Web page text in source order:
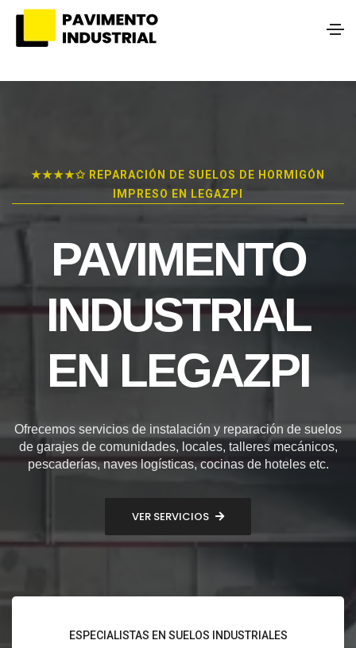
★★★★✩ REPARACIÓN DE SUELOS DE HORMIGÓN
IMPRESO EN LEGAZPI
PAVIMENTO
INDUSTRIAL
EN LEGAZPI
Ofrecemos servicios de instalación y reparación de suelos
de garajes de comunidades, locales, talleres mecánicos,
pescaderías, naves logísticas, cocinas de hoteles etc.
VER SERVICIOS
ESPECIALISTAS EN SUELOS INDUSTRIALES